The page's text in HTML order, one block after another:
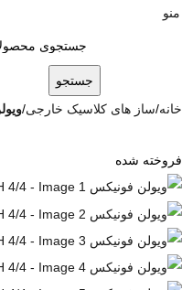
منو
جستجو
خانه ساز های کلاسیک خارجی
فروخته شده